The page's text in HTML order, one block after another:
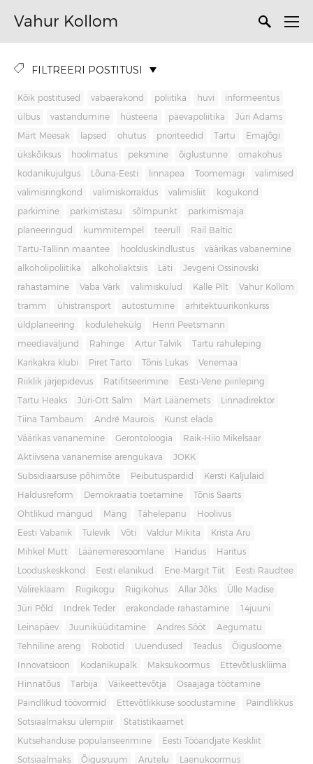
Vahur Kollom
FILTREERI POSTITUSI
Kõik postitused vabaerakond poliitika huvi informeeritus
ülbus vastandumine hüsteeria päevapoliitika Jüri Adams
Märt Meesak lapsed ohutus prioriteedid Tartu Emajõgi
ükskõiksus hoolimatus peksmine õiglustunne omakohus
kodanikujulgus Lõuna-Eesti linnapea Toomemägi valimised
valimisringkond valimiskorraldus valimisliit kogukond
parkimine parkimistasu sõlmpunkt parkimismaja
planeeringud kummitempel teerull Rail Baltic
Tartu-Tallinn maantee hoolduskindlustus väärikas vabanemine
alkoholipoliitika alkoholiaktsiis Läti Jevgeni Ossinovski
rahastamine Vaba Värk valimiskulud Kalle Pilt Vahur Kollom
tramm ühistransport autostumine arhitektuurikonkurss
üldplaneering kodulehekülg Henri Peetsmann
meediaväljund Rahinge Artur Talvik Tartu rahuleping
Karikakra klubi Piret Tarto Tõnis Lukas Venemaa
Riiklik järjepidevus Ratifitseerimine Eesti-Vene piirileping
Tartu Heaks Jüri-Ott Salm Märt Läänemets Linnadirektor
Tiina Tambaum André Maurois Kunst elada
Väärikas vananemine Gerontoloogia Raik-Hiio Mikelsaar
Aktiivsena vananemise arengukava JOKK
Subsidiaarsuse põhimõte Peibutuspardid Kersti Kaljulaid
Haldusreform Demokraatia toetamine Tõnis Saarts
Ohtlikud mängud Mäng Tähelepanu Hoolivus
Eesti Vabariik Tulevik Võti Valdur Mikita Krista Aru
Mihkel Mutt Läänemeresoomlane Haridus Haritus
Looduskeskkond Eesti elanikud Ene-Margit Tiit Eesti Raudtee
Välireklaam Riigikogu Riigikohus Allar Jõks Ülle Madise
Jüri Põld Indrek Teder erakondade rahastamine 14juuni
Leinapäev Juuniküüditamine Andres Sööt Aegumatu
Tehniline areng Robotid Uuendused Teadus Õigusloome
Innovatsioon Kodanikupalk Maksukoormus Ettevõtluskliima
Hinnatõus Tarbija Väikeettevõtja Osaajaga töötamine
Paindlikud töövormid Ettevõtlikkuse soodustamine Paindlikkus
Sotsiaalmaksu ülempiir Statistikaamet
Kutsehariduse populariseerimine Eesti Tööandjate Keskliit
Sotsiaalmaks Õigusruum Arutelu Laenukoormus